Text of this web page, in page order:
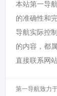
本站第一导
的准确性和
导航实际控
的内容，都
直接联系网
第一导航致力